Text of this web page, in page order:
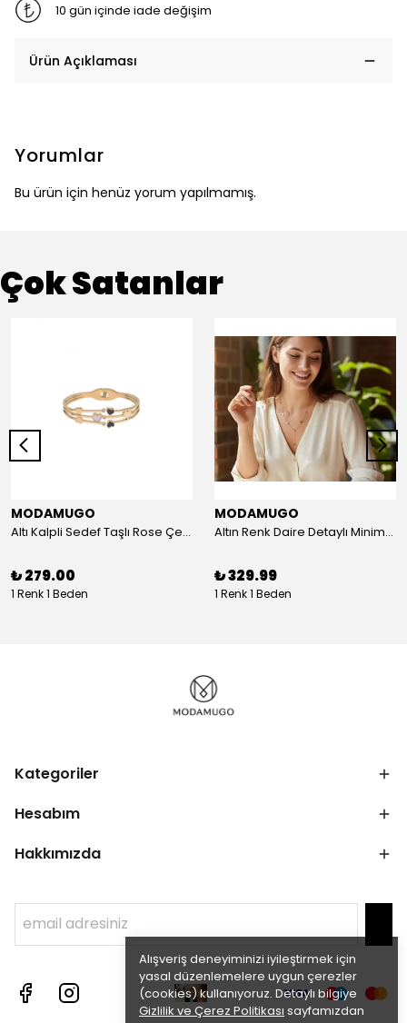
Alışveriş deneyiminizi iyileştirmek için
yasal düzenlemelere uygun çerezler
(cookies) kullanıyoruz. Detaylı bilgiye
Gizlilik ve Çerez Politikası sayfamızdan
10 gün içinde iade değişim
Ürün Açıklaması
Yorumlar
Bu ürün için henüz yorum yapılmamış.
Çok Satanlar
MODAMUGO
Altı Kalpli Sedef Taşlı Rose Çelik Kelepçe Bileklik
₺ 279.00
1 Renk 1 Beden
MODAMUGO
Altın Renk Daire Detaylı Minimal Y Çelik Kolye
₺ 329.99
1 Renk 1 Beden
Kategoriler
Hesabım
Hakkımızda